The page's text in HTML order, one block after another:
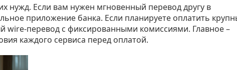
нужд. Если вам нужен мгновенный перевод другу в
приложение банка. Если планируете оплатить
wire‑перевод с фиксированными комиссиями. Главное –
каждого сервиса перед оплатой.